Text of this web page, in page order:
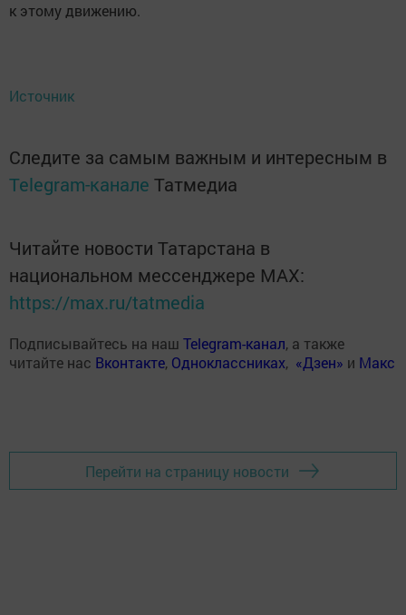
к этому движению.
Источник
Следите за самым важным и интересным в
Telegram-канале Татмедиа
Читайте новости Татарстана в
национальном мессенджере MАХ:
https://max.ru/tatmedia
Подписывайтесь на наш Telegram-канал, а также
читайте нас Вконтакте, Одноклассниках, «Дзен» и Макс
Перейти на страницу новости